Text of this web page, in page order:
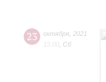
23 октября 2021
15:00 Сб